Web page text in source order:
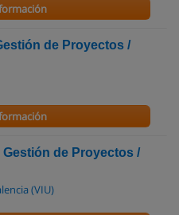
de Proyectos /
de Proyectos /
(VIU)